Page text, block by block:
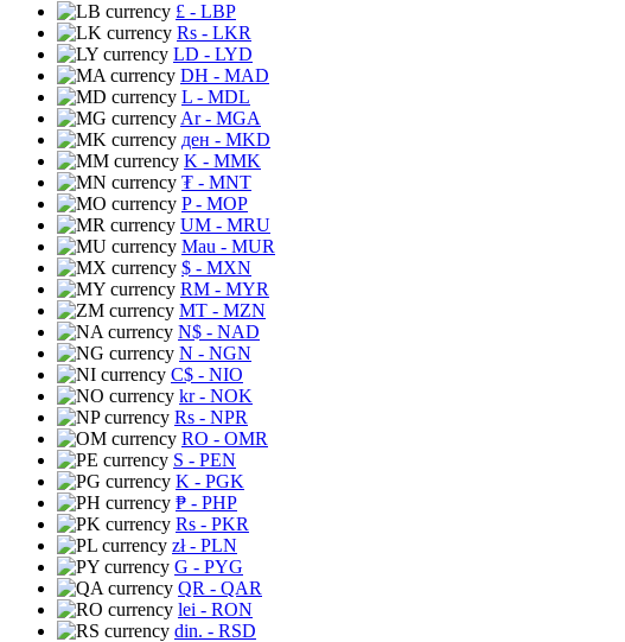
£ - LBP
Rs - LKR
LD - LYD
DH - MAD
L - MDL
Ar- MGA
ден - MKD
K - MMK
₮ - MNT
P- MOP
UM - MRU
Mau - MUR
$ - MXN
RM - MYR
MT - MZN
N$ - NAD
N - NGN
C$ - NIO
kr- NOK
Rs - NPR
RO - OMR
S - PEN
K - PGK
₱ - PHP
Rs - PKR
zł- PLN
G - PYG
QR - QAR
lei - RON
din. - RSD